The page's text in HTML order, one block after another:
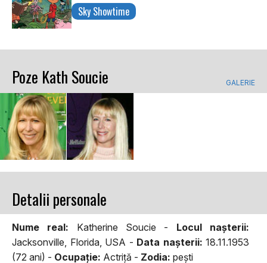
Sky Showtime
Poze Kath Soucie GALERIE
Detalii personale
Nume real: Katherine Soucie - Locul naşterii:
Jacksonville, Florida, USA - Data naşterii: 18.11.1953
(72 ani) - Ocupaţie: Actriţă - Zodia: peşti